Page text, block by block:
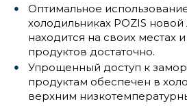
Оптимальное
холодильниках POZIS
находится на своих местах
продуктов достаточно.
Упрощенный доступ к
продуктам обеспечен в
верхним